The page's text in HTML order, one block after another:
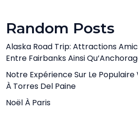
Random Posts
Alaska Road Trip: Attractions
Entre Fairbanks Ainsi
Notre Expérience Sur Le
À Torres Del Paine
Noël À Paris